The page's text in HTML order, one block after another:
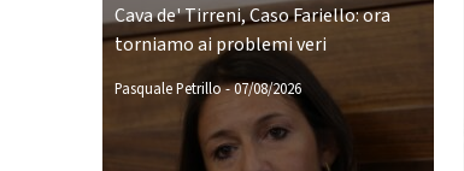
Cava de' Tirreni, Caso Fariello: ora
torniamo ai problemi veri
Pasquale Petrillo-07/08/2026